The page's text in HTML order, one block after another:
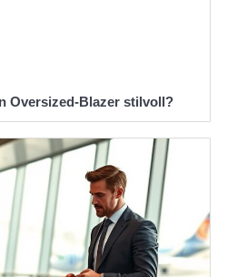
Oversized-Blazer stilvoll?